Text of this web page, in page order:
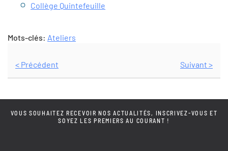
Collège Quintefeuille
Mots-clés: Ateliers
< Précédent Suivant >
VOUS SOUHAITEZ RECEVOIR NOS ACTUALITÉS, INSCRIVEZ-VOUS ET
SOYEZ LES PREMIERS AU COURANT !